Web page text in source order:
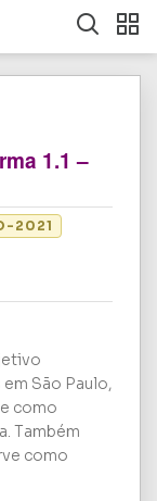
1.1 –
2021
São Paulo,
como
Também
como